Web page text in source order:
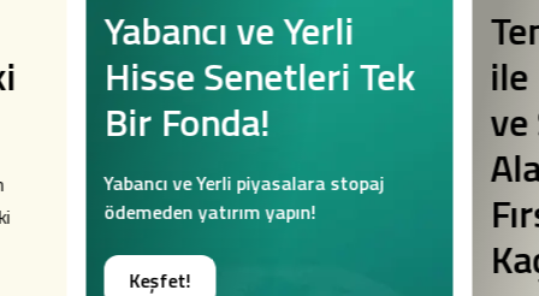
Yabancı ve Yerli
Hisse Senetleri Tek
Bir Fonda!
Yabancı ve Yerli piyasalara stopaj
ödemeden yatırım yapın!
Keşfet!